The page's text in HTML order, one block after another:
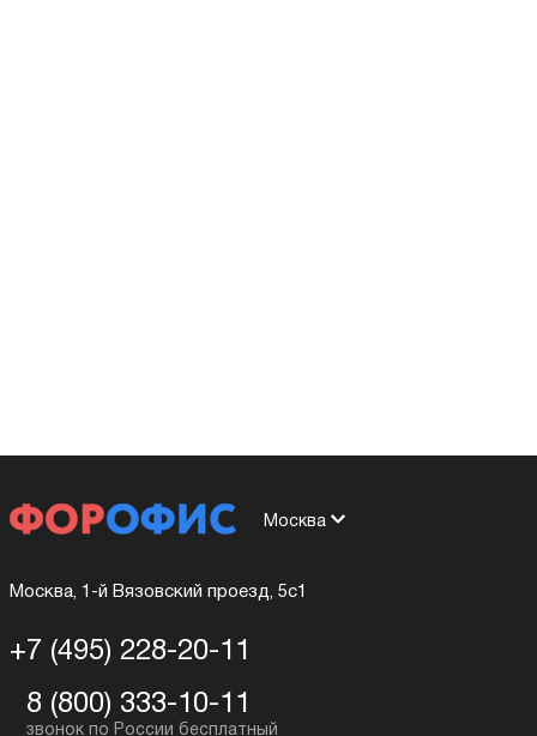
Москва
Москва, 1-й Вязовский проезд, 5с1
+7 (495) 228-20-11
8 (800) 333-10-11